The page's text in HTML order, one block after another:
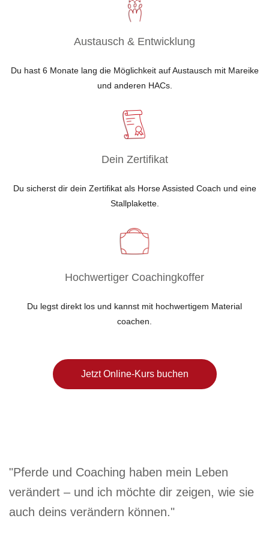
Austausch & Entwicklung
Du hast 6 Monate lang die Möglichkeit auf Austausch mit Mareike
und anderen HACs.
Dein Zertifikat
Du sicherst dir dein Zertifikat als Horse Assisted Coach und eine
Stallplakette.
Hochwertiger Coachingkoffer
Du legst direkt los und kannst mit hochwertigem Material
coachen.
Jetzt Online-Kurs buchen
"Pferde und Coaching haben mein Leben
verändert – und ich möchte dir zeigen, wie sie
auch deins verändern können."